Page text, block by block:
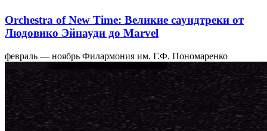
Orchestra of New Time: Великие саундтреки от
Людовико Эйнауди до Marvel
февраль — ноябрь Филармония им. Г.Ф. Пономаренко